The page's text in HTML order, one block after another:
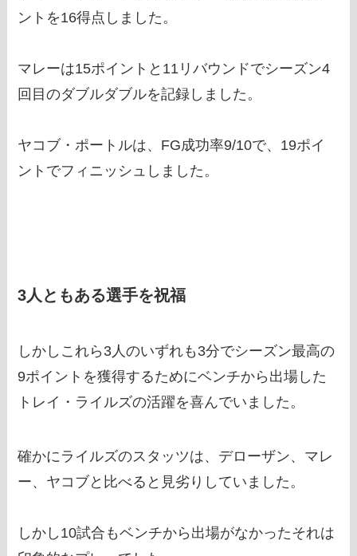
ントを16得点しました。
マレーは15ポイントと11リバウンドでシーズン4
回目のダブルダブルを記録しました。
ヤコブ・ポートルは、FG成功率9/10で、19ポイ
ントでフィニッシュしました。
3人ともある選手を祝福
しかしこれら3人のいずれも3分でシーズン最高の
9ポイントを獲得するためにベンチから出場した
トレイ・ライルズの活躍を喜んでいました。
確かにライルズのスタッツは、デローザン、マレ
ー、ヤコブと比べると見劣りしていました。
しかし10試合もベンチから出場がなかったそれは